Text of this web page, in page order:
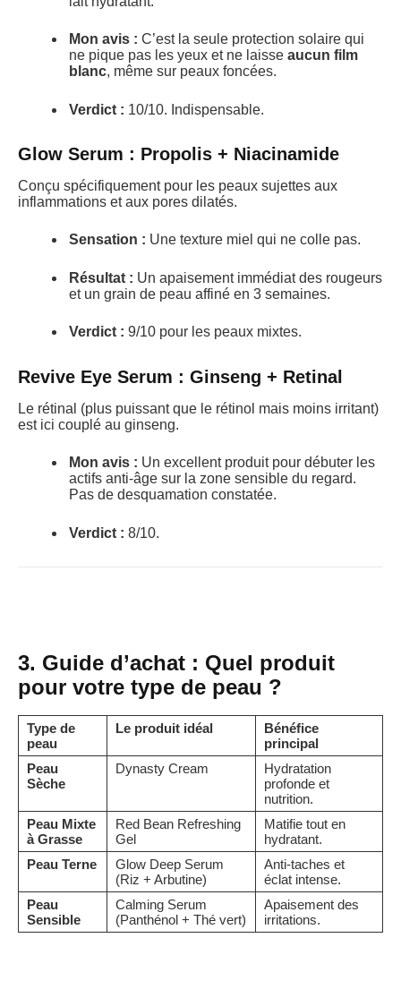
Mon avis : C’est la seule protection solaire qui
ne pique pas les yeux et ne laisse aucun film
blanc, même sur peaux foncées.
Verdict : 10/10. Indispensable.
Glow Serum : Propolis + Niacinamide
Conçu spécifiquement pour les peaux sujettes aux
inflammations et aux pores dilatés.
Sensation : Une texture miel qui ne colle pas.
Résultat : Un apaisement immédiat des rougeurs
et un grain de peau affiné en 3 semaines.
Verdict : 9/10 pour les peaux mixtes.
Revive Eye Serum : Ginseng + Retinal
Le rétinal (plus puissant que le rétinol mais moins irritant)
est ici couplé au ginseng.
Mon avis : Un excellent produit pour débuter les
actifs anti-âge sur la zone sensible du regard.
Pas de desquamation constatée.
Verdict : 8/10.
3. Guide d’achat : Quel produit
pour votre type de peau ?
Type de
peau
Le produit idéal
Bénéfice
principal
Peau
Sèche
Dynasty Cream
Hydratation
profonde et
nutrition.
Peau Mixte
à Grasse
Red Bean Refreshing
Gel
Matifie tout en
hydratant.
Peau Terne
Glow Deep Serum
(Riz + Arbutine)
Anti-taches et
éclat intense.
Peau
Sensible
Calming Serum
(Panthénol + Thé vert)
Apaisement des
irritations.